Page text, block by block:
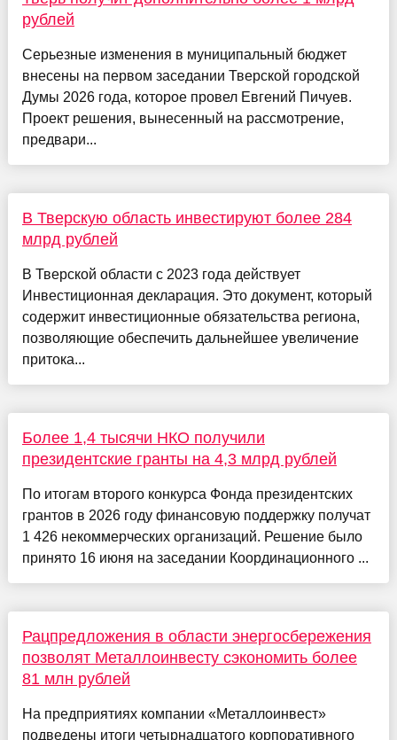
рублей
Серьезные изменения в муниципальный бюджет
внесены на первом заседании Тверской городской
Думы 2026 года, которое провел Евгений Пичуев.
Проект решения, вынесенный на рассмотрение,
предвари...
В Тверскую область инвестируют более 284
млрд рублей
В Тверской области с 2023 года действует
Инвестиционная декларация. Это документ, который
содержит инвестиционные обязательства региона,
позволяющие обеспечить дальнейшее увеличение
притока...
Более 1,4 тысячи НКО получили
президентские гранты на 4,3 млрд рублей
По итогам второго конкурса Фонда президентских
грантов в 2026 году финансовую поддержку получат
1 426 некоммерческих организаций. Решение было
принято 16 июня на заседании Координационного ...
Рацпредложения в области энергосбережения
позволят Металлоинвесту сэкономить более
81 млн рублей
На предприятиях компании «Металлоинвест»
подведены итоги четырнадцатого корпоративного